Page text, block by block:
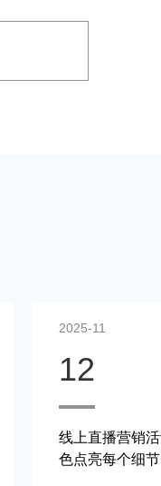
关注。
2025-11
12
线上直播营销
色点亮每个细节